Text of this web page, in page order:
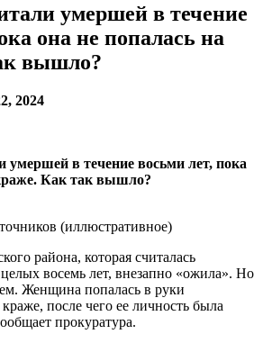
умершей в течение
она не попалась на
вышло?
2024
(иллюстративное)
района, которая считалась
восемь лет, внезапно «ожила». Но
Женщина попалась в руки
после чего ее личность была
прокуратура.